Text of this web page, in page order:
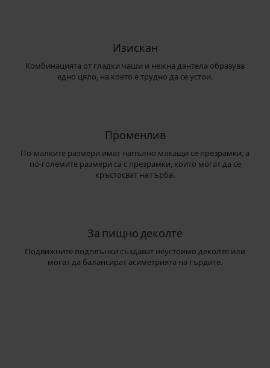
Изискан
Комбинацията от гладки чаши и нежна дантела образува
едно цяло, на което е трудно да се устои.
Променлив
По-малките размери имат напълно махащи се презрамки, а
по-големите размери са с презрамки, които могат да се
кръстосват на гърба.
За пищно деколте
Подвижните подплънки създават неустоимо деколте или
могат да балансират асиметрията на гърдите.